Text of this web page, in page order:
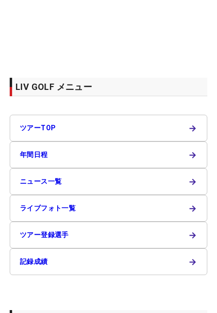
LIV GOLF メニュー
ツアーTOP →
年間日程 →
ニュース一覧 →
ライブフォト一覧 →
ツアー登録選手 →
記録成績 →